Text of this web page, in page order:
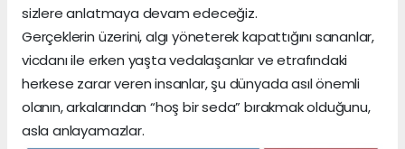
sizlere anlatmaya devam edeceğiz.
Gerçeklerin üzerini, algı yöneterek kapattığını sananlar,
vicdanı ile erken yaşta vedalaşanlar ve etrafındaki
herkese zarar veren insanlar, şu dünyada asıl önemli
olanın, arkalarından “hoş bir seda” bırakmak olduğunu,
asla anlayamazlar.